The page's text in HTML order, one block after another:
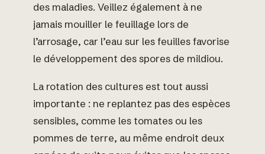
des maladies. Veillez également à ne
jamais mouiller le feuillage lors de
l’arrosage, car l’eau sur les feuilles favorise
le développement des spores de mildiou.
La rotation des cultures est tout aussi
importante : ne replantez pas des espèces
sensibles, comme les tomates ou les
pommes de terre, au même endroit deux